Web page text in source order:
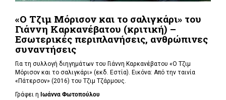
«Ο Τζιμ Μόρισον και το σαλιγκάρι» του
Γιάννη Καρκανέβατου (κριτική) –
Εσωτερικές περιπλανήσεις, ανθρώπινες
συναντήσεις
Για τη συλλογή διηγημάτων του Γιάννη Καρκανέβατου «Ο Τζιμ
Μόρισον και το σαλιγκάρι» (εκδ. Εστία). Εικόνα: Από την ταινία
«Πάτερσον» (2016) του Τζιμ Τζάρμους.
Γράφει η Ιωάννα Φωτοπούλου